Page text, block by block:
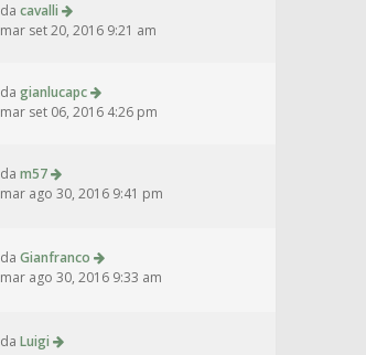
da cavalli
mar set 20, 2016 9:21 am
da gianlucapc
mar set 06, 2016 4:26 pm
da m57
mar ago 30, 2016 9:41 pm
da Gianfranco
mar ago 30, 2016 9:33 am
da Luigi